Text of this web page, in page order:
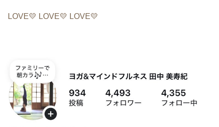
LOVE💛 LOVE💛 LOVE💛